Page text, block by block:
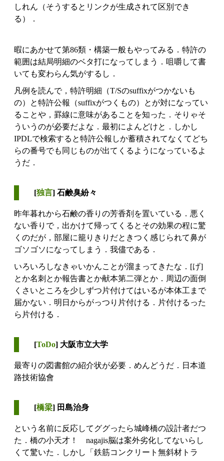
しれん（そうするとリンクが生成されて区別でき
る）．
暇にあかせて第86類・構築一般もやってみる．特許の
範囲は結局明細のベタ打になってしまう．咀嚼して書
いても変わらん気がするし．
凡例を読んで，特許明細（T/Sのsuffixがつかないも
の）と特許公報（suffixがつくもの）とが対になってい
ることや，罫線に意味があることを知った．そりゃそ
ういうのが必要だよな．最初によんどけと．しかし
IPDLで検索すると特許公報しか蓄積されてなくてどち
らの番号でも同じものが出てくるようになっているよ
うだ．
[独言] 石鹸臭紛々
昨年暮れから石鹸の香りの芳香剤を置いている．悪く
ない香りで，出かけて帰ってくるとその効果の程に驚
くのだが，部屋に籠りきりだときつく感じられて鼻が
ゴソゴソになってしまう．我儘である．
いろいろしなきゃいかんことが溜まってきたな．[げ]
とか名刺とか報告書とか献本第二弾とか．周辺の面倒
くさいところを少しずつ片付けてはいるが本体工まで
届かない．明日からがっつり片付ける．片付けるった
ら片付ける．
[ToDo] 大阪市立大学
最寄りの図書館の紹介状が必要．めんどうだ．日本道
路技術協會
[橋梁] 田島治身
という名前に反応してググったら城峰橋の設計者だつ
た．橋の小天才！ nagajis脳は案外劣化してないらし
くて驚いた．しかし「鉄筋コンクリート無斜材トラ